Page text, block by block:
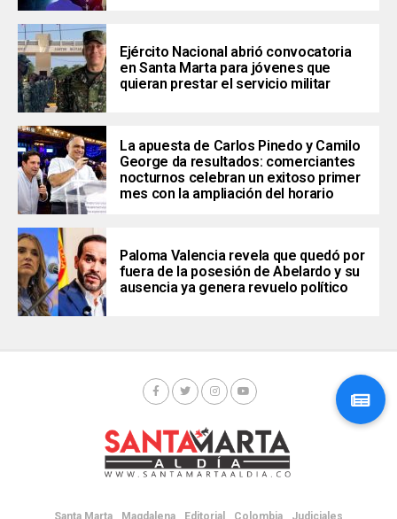
Ejército Nacional abrió convocatoria
en Santa Marta para jóvenes que
quieran prestar el servicio militar
La apuesta de Carlos Pinedo y Camilo
George da resultados: comerciantes
nocturnos celebran un exitoso primer
mes con la ampliación del horario
Paloma Valencia revela que quedó por
fuera de la posesión de Abelardo y su
ausencia ya genera revuelo político
Santa Marta Magdalena Editorial Colombia Judiciales